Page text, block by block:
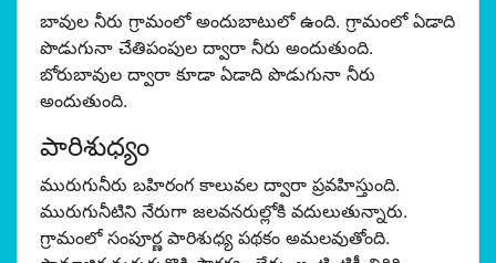
బావుల నీరు గ్రామంలో అందుబాటులో ఉంది. గ్రామంలో ఏడాది
పొడుగునా చేతిపంపుల ద్వారా నీరు అందుతుంది.
బోరుబావుల ద్వారా కూడా ఏడాది పొడుగునా నీరు
అందుతుంది.
పారిశుధ్యం
మురుగునీరు బహిరంగ కాలువల ద్వారా ప్రవహిస్తుంది.
మురుగునీటిని నేరుగా జలవనరుల్లోకి వదులుతున్నారు.
గ్రామంలో సంపూర్ణ పారిశుధ్య పథకం అమలవుతోంది.